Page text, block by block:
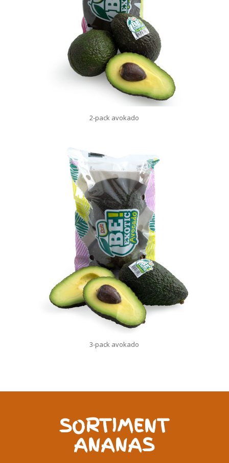
2-pack avokado
3-pack avokado
SORTIMENT
ANANAS